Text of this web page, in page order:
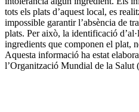
tots els plats d’aquest local, es
impossible garantir l’absència de
plats. Per això, la identificació
ingredients que componen el plat,
Aquesta informació ha estat
l’Organització Mundial de la Salut